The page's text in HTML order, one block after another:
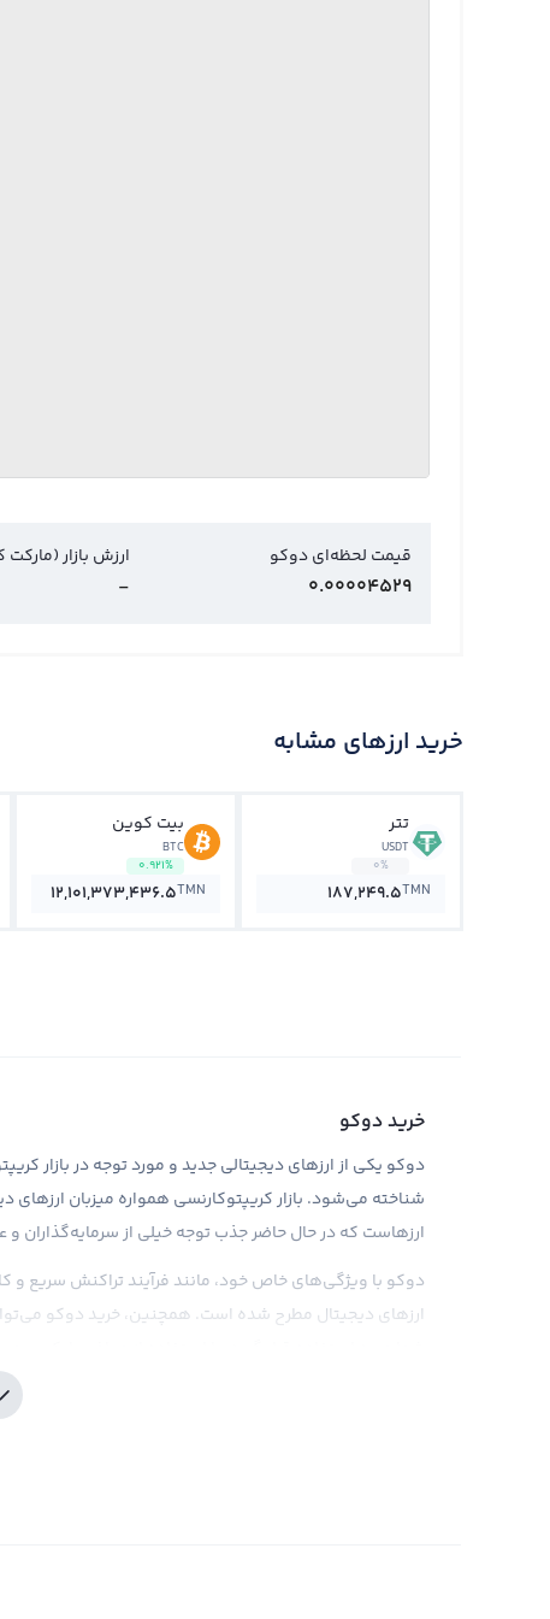
قیمت لحظه‌ای دوکو
0.00004529
ارزش بازار
-
خرید ارزهای مشابه
تتر
USDT
0%
187,249.5TMN
بیت کوین
BTC
0.921%
12,101,373,436.5TMN
خرید دوکو
شناخته می‌شود. بازار کریپتوکارنسی همواره میزبان
ارزهاست که در حال حاضر جذب توجه خیلی از سرمایه‌گذاران
دوکو با ویژگی‌های خاص خود، مانند فرآیند تراکنش سریع و
ارزهای دیجیتال مطرح شده است. همچنین، خرید دوکو
پیشنهاد قیمت‌های رقابتی و کارمزد مناسب، تجربه خریدی